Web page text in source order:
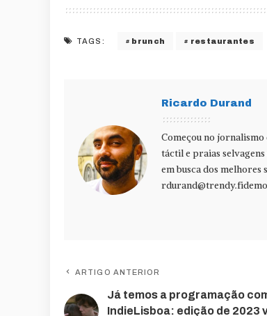
TAGS: brunch restaurantes
Ricardo Durand
Começou no jornalismo
táctil e praias
em busca dos
ARTIGO ANTERIOR
Já temos a programação
IndieLisboa: edição de 2023